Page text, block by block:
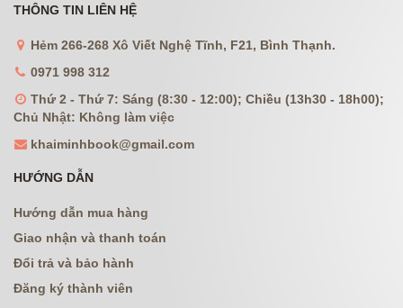
THÔNG TIN LIÊN HỆ
Hẻm 266-268 Xô Viết Nghệ Tĩnh, F21, Bình Thạnh.
0971 998 312
Thứ 2 - Thứ 7: Sáng (8:30 - 12:00); Chiều (13h30 - 18h00);
Chủ Nhật: Không làm việc
khaiminhbook@gmail.com
HƯỚNG DẪN
Hướng dẫn mua hàng
Giao nhận và thanh toán
Đổi trả và bảo hành
Đăng ký thành viên